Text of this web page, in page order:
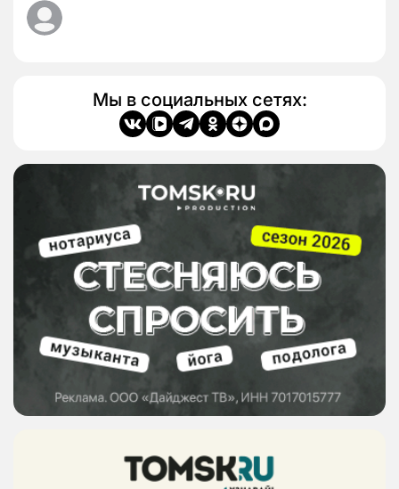
Мы в социальных сетях: